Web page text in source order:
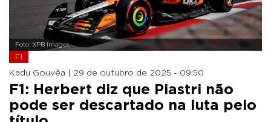
Foto: XPB Images
F1
Kadu Gouvêa | 29 de outubro de 2025 - 09:50
F1: Herbert diz que Piastri não
pode ser descartado na luta pelo